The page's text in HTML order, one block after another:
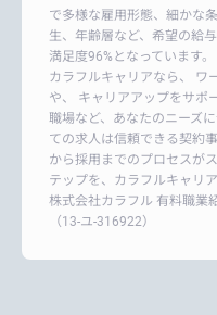
で多様な雇用形態、細かな
生、年齢層など、希望の給
満足度96%となっています。
カラフルキャリアなら、 ワ
や、 キャリアアップをサポ
職場など、あなたのニーズ
ての求人は信頼できる契約
から採用までのプロセスが
テップを、カラフルキャリ
株式会社カラフル 有料職業
（13-ユ-316922）